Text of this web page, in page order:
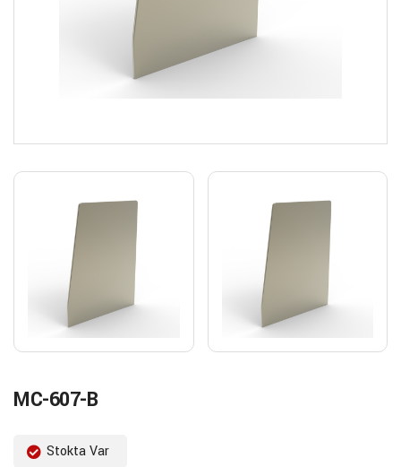
MC-607-B
Stokta Var